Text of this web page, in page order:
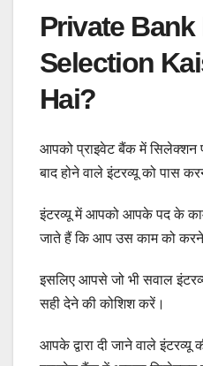
Private Bank
Selection
Hai?
आपको प्राइवेट बैंक में
बाद होने वाले इंटरव्यू को पास
इंटरव्यू में आपको आपके पद के
जाते हैं कि आप उस काम को करने
इसलिए आपसे जो भी सवाल
सही देने की कोशिश करें।
आपके द्वारा दी जाने वाले इंटरव्यू